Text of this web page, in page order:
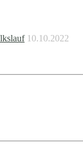
10.10.2022